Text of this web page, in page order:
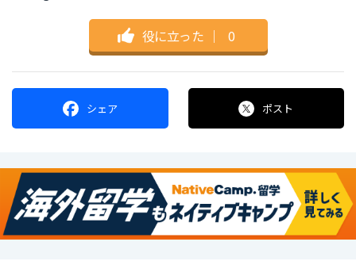
役に立った ｜ 0
シェア ポスト